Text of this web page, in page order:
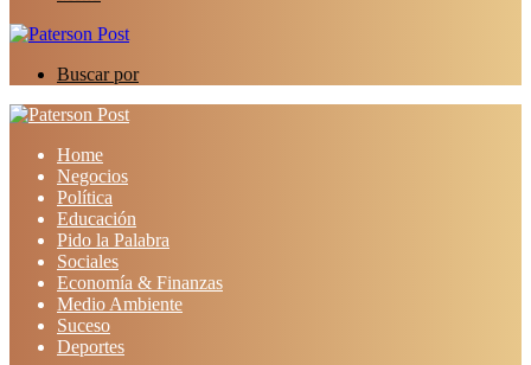
Buscar por
Home
Negocios
Política
Educación
Pido la Palabra
Sociales
Economía & Finanzas
Medio Ambiente
Suceso
Deportes